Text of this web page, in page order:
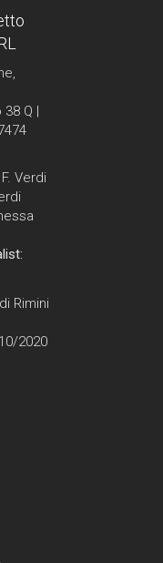
38 Q |
Verdi
Rimini
2020